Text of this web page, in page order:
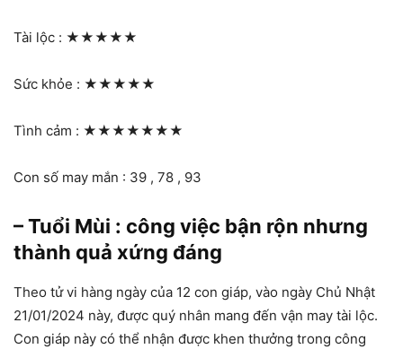
Tài lộc : ★★★★★
Sức khỏe : ★★★★★
Tình cảm : ★★★★★★★
Con số may mắn : 39 , 78 , 93
– Tuổi Mùi : công việc bận rộn nhưng
thành quả xứng đáng
Theo tử vi hàng ngày của 12 con giáp, vào ngày Chủ Nhật
21/01/2024 này, được quý nhân mang đến vận may tài lộc.
Con giáp này có thể nhận được khen thưởng trong công